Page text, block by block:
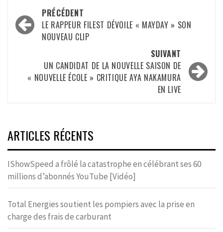
Navigation
d’article
PRÉCÉDENT
LE RAPPEUR FILEST DÉVOILE « MAYDAY » SON
NOUVEAU CLIP
SUIVANT
UN CANDIDAT DE LA NOUVELLE SAISON DE
« NOUVELLE ÉCOLE » CRITIQUE AYA NAKAMURA
EN LIVE
ARTICLES RÉCENTS
IShowSpeed a frôlé la catastrophe en célébrant ses 60
millions d’abonnés YouTube [Vidéo]
Total Energies soutient les pompiers avec la prise en
charge des frais de carburant